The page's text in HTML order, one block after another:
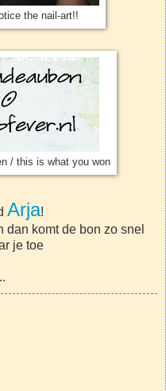
the nail-art!!
/ this is what you won
Arja!
dan komt de bon zo snel
je toe